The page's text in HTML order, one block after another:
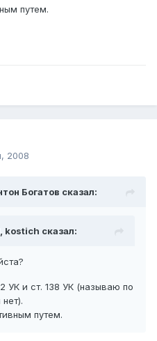
путем.
2008
Богатов сказал:
kostich сказал:
УК и ст. 138 УК (называю по
путем.